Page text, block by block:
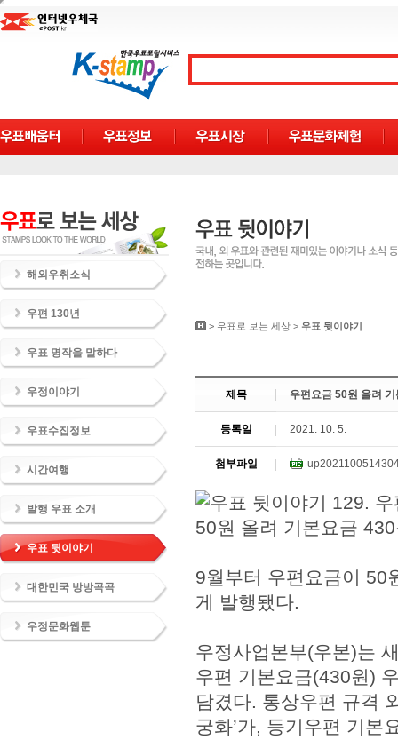
해외우취소식
우편 130년
우표 명작을 말하다
우정이야기
우표수집정보
시간여행
발행 우표 소개
우표 뒷이야기
대한민국 방방곡곡
우정문화웹툰
> 우표로 보는 세상 > 우표 뒷이야기
제목 우편요금 50원 올려
등록일 2021. 10. 5.
첨부파일
9월부터 우편요금이 50
게 발행됐다.
우정사업본부(우본)는
우편 기본요금(430원)
담겼다. 통상우편 규격
궁화’가, 등기우편 기본